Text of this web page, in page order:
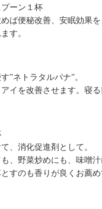
ーン１杯
便秘改善、安眠効果を
す。
ネトラタルパナ”。
を改善させます。寝る
消化促進剤として。
野菜炒めにも、味噌汁
のも香りが良くお薦め